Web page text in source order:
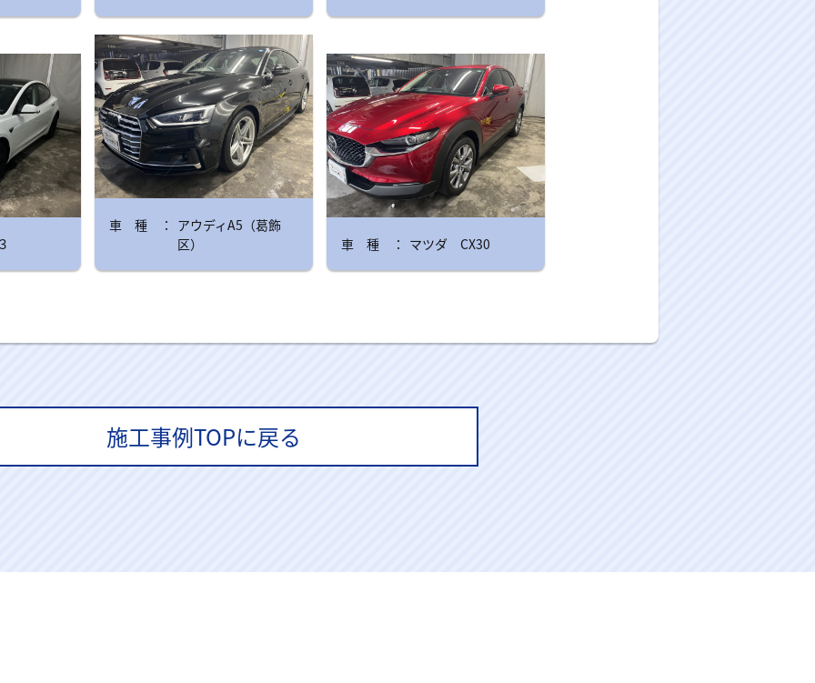
アウディA5（葛飾
区）
マツダ CX30
施工事例TOPに戻る